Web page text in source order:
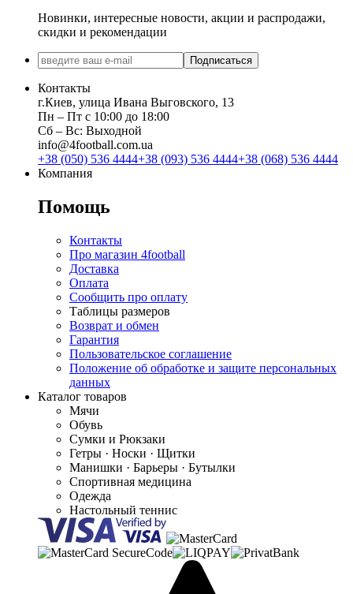
Новинки, интересные новости, акции и распродажи,
скидки и рекомендации
Подписаться
Контакты
г.Киев, улица Ивана Выговского, 13
Пн ‒ Пт с 10:00 до 18:00
Сб ‒ Вс: Выходной
info@4football.com.ua
+38 (050) 536 4444+38 (093) 536 4444+38 (068) 536 4444
Компания
Помощь
Контакты
Про магазин 4football
Доставка
Оплата
Сообщить про оплату
Таблицы размеров
Возврат и обмен
Гарантия
Пользовательское соглашение
Положение об обработке и защите персональных
данных
Каталог товаров
Мячи
Обувь
Сумки и Рюкзаки
Гетры · Носки · Щитки
Манишки · Барьеры · Бутылки
Спортивная медицина
Одежда
Настольный теннис